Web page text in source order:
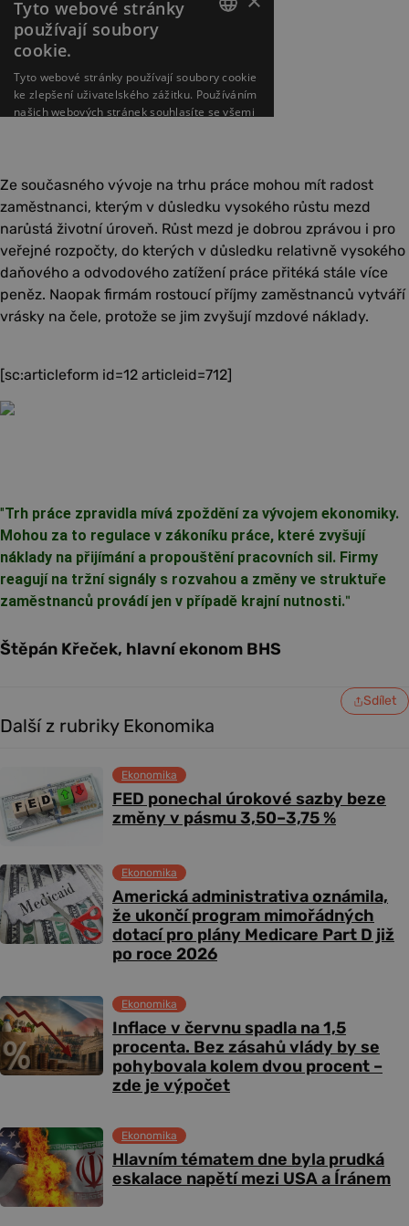
Ze současného vývoje na trhu práce mohou mít radost
zaměstnanci, kterým v důsledku vysokého růstu mezd
narůstá životní úroveň. Růst mezd je dobrou zprávou i pro
veřejné rozpočty, do kterých v důsledku relativně vysokého
daňového a odvodového zatížení práce přitéká stále více
peněz. Naopak firmám rostoucí příjmy zaměstnanců vytváří
vrásky na čele, protože se jim zvyšují mzdové náklady.
[sc:articleform id=12 articleid=712]
"Trh práce zpravidla mívá zpoždění za vývojem ekonomiky.
Mohou za to regulace v zákoníku práce, které zvyšují
náklady na přijímání a propouštění pracovních sil. Firmy
reagují na tržní signály s rozvahou a změny ve struktuře
zaměstnanců provádí jen v případě krajní nutnosti."
Štěpán Křeček, hlavní ekonom BHS
Sdílet
Další z rubriky Ekonomika
FED ponechal úrokové sazby beze
změny v pásmu 3,50–3,75 %
Ekonomika
Americká administrativa oznámila,
že ukončí program mimořádných
dotací pro plány Medicare Part D již
po roce 2026
Ekonomika
Inflace v červnu spadla na 1,5
procenta. Bez zásahů vlády by se
pohybovala kolem dvou procent –
zde je výpočet
Ekonomika
Hlavním tématem dne byla prudká
eskalace napětí mezi USA a Íránem
Ekonomika